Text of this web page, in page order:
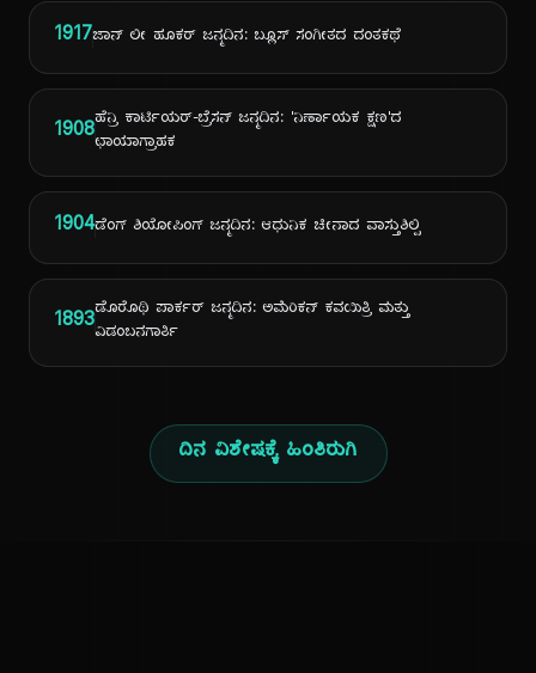
1917ಜಾನ್ ಲೀ ಹೂಕರ್ ಜನ್ಮದಿನ: ಬ್ಲೂಸ್ ಸಂಗೀತದ ದಂತಕಥೆ
1908ಹೆನ್ರಿ ಕಾರ್ಟಿಯರ್-ಬ್ರೆಸನ್ ಜನ್ಮದಿನ: 'ನಿರ್ಣಾಯಕ ಕ್ಷಣ'ದ
ಛಾಯಾಗ್ರಾಹಕ
1904ಡೆಂಗ್ ಶಿಯೋಪಿಂಗ್ ಜನ್ಮದಿನ: ಆಧುನಿಕ ಚೀನಾದ ವಾಸ್ತುಶಿಲ್ಪಿ
1893ಡೊರೊಥಿ ಪಾರ್ಕರ್ ಜನ್ಮದಿನ: ಅಮೆರಿಕನ್ ಕವಯಿತ್ರಿ ಮತ್ತು
ವಿಡಂಬನಗಾರ್ತಿ
ದಿನ ವಿಶೇಷಕ್ಕೆ ಹಿಂತಿರುಗಿ